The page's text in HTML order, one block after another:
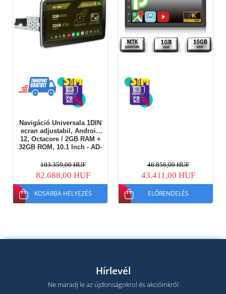
Navigáció Universala 1DIN
ecran adjustabil, Android
12, Octacore / 2GB RAM +
32GB ROM, 10.1 Inch - AD-
103.359,00 HUF
82.688,00 HUF
KOSÁRBA HELYEZÉS
46.856,00 HUF
43.411,00 HUF
ELŐRENDELÉS
Hírlevél
Ne maradj le az újdonságokrol és akcióinkról